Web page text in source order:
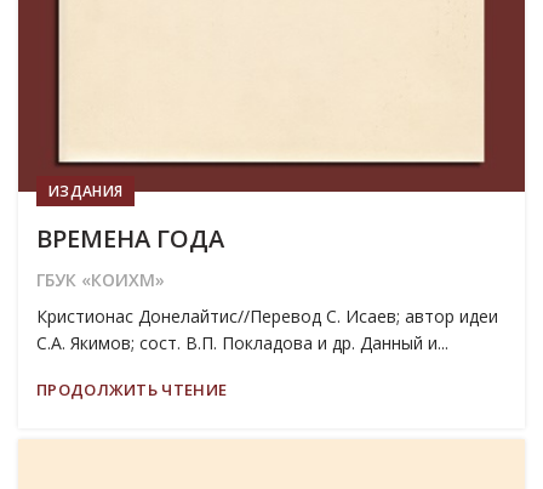
ИЗДАНИЯ
ВРЕМЕНА ГОДА
ГБУК «КОИХМ»
Кристионас Донелайтис//Перевод С. Исаев; автор идеи
С.А. Якимов; сост. В.П. Покладова и др. Данный и...
ПРОДОЛЖИТЬ ЧТЕНИЕ